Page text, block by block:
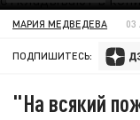
МАРИЯ МЕДВЕДЕВА 03
ПОДПИШИТЕСЬ:
"На всякий